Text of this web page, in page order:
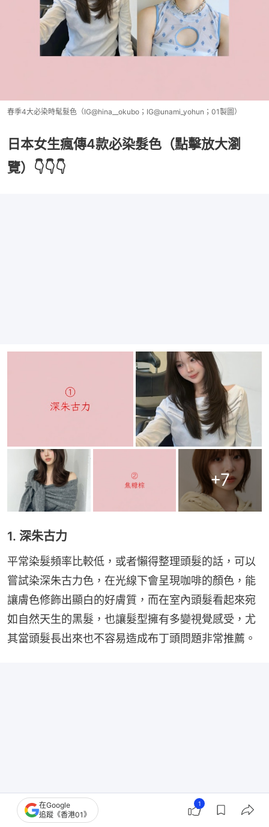
春季4大必染時髦髮色（IG@hina__okubo；IG@unami_yohun；01製圖）
日本女生瘋傳4款必染髮色（點擊放大瀏
覽）👇👇👇
+7
1. 深朱古力
平常染髮頻率比較低，或者懶得整理頭髮的話，可以
嘗試染深朱古力色，在光線下會呈現咖啡的顏色，能
讓膚色修飾出顯白的好膚質，而在室內頭髮看起來宛
如自然天生的黑髮，也讓髮型擁有多變視覺感受，尤
其當頭髮長出來也不容易造成布丁頭問題非常推薦。
在Google
追蹤《香港01》
1